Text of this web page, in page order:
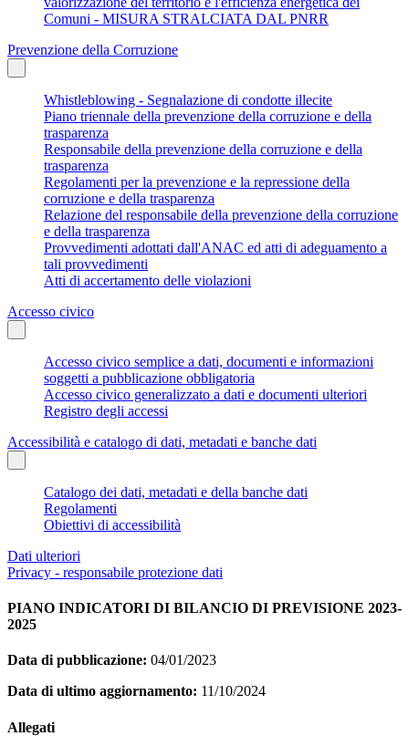
Comuni - MISURA STRALCIATA DAL PNRR
Prevenzione della Corruzione
Whistleblowing - Segnalazione di condotte illecite
Piano triennale della prevenzione della corruzione e della
trasparenza
Responsabile della prevenzione della corruzione e della
trasparenza
Regolamenti per la prevenzione e la repressione della
corruzione e della trasparenza
Relazione del responsabile della prevenzione della corruzione
e della trasparenza
Provvedimenti adottati dall'ANAC ed atti di adeguamento a
tali provvedimenti
Atti di accertamento delle violazioni
Accesso civico
Accesso civico semplice a dati, documenti e informazioni
soggetti a pubblicazione obbligatoria
Accesso civico generalizzato a dati e documenti ulteriori
Registro degli accessi
Accessibilità e catalogo di dati, metadati e banche dati
Catalogo dei dati, metadati e della banche dati
Regolamenti
Obiettivi di accessibilità
Dati ulteriori
Privacy - responsabile protezione dati
PIANO INDICATORI DI BILANCIO DI PREVISIONE 2023-
2025
Data di pubblicazione: 04/01/2023
Data di ultimo aggiornamento: 11/10/2024
Allegati